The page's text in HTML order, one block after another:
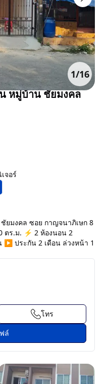
1/16
หมู่บ้าน ชัยมงคล
จอร์
ยมงคล ซอย กาญจนาภิเษก 8
ตร.ม. ⚡ 2 ห้องนอน 2
▶️ ประกัน 2 เดือน ล่วงหน้า 1
โทร
ล์